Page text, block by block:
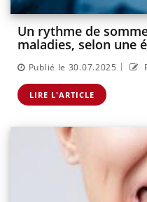
Un rythme de
maladies, selon une
Publié le 30.07.2025 |
LIRE L'ARTICLE